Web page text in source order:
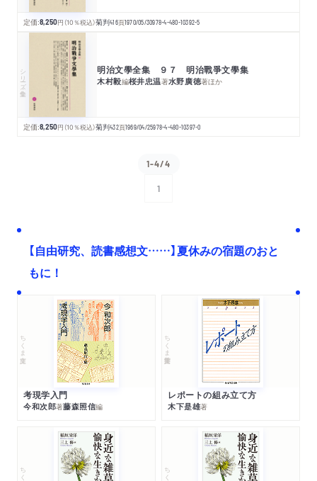
定価:8,250円 （10％税込）菊判416頁1970/05/30978-4-480-10392-5
シリーズ・全集 明治文學全集 ９７ 明治戰爭文學集
木村毅編桜井忠温著水野廣徳著ほか
定価:8,250円 （10％税込）菊判432頁1969/04/25978-4-480-10397-0
1-4/4
1
【自由研究、読書感想文……】夏休みの宿題のおと
もに！
ちくま文庫
考現学入門
今和次郎著藤森照信編
ちくま学芸文庫
レポートの組み立て方
木下是雄著
ちくま文庫 ちくま文庫